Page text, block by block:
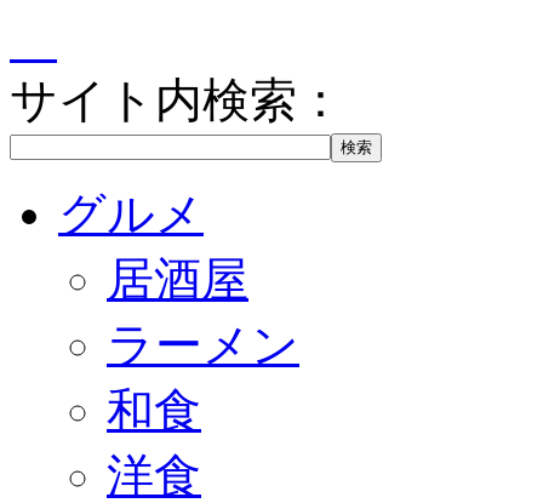
サイト内検索：
グルメ
居酒屋
ラーメン
和食
洋食